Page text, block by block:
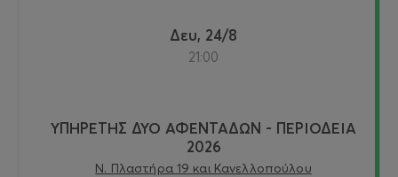
Δευ, 24/8
21:00
ΥΠΗΡΕΤΗΣ ΔΥΟ ΑΦΕΝΤΑΔΩΝ - ΠΕΡΙΟΔΕΙΑ
2026
Ν. Πλαστήρα 19 και Κανελλοπούλου